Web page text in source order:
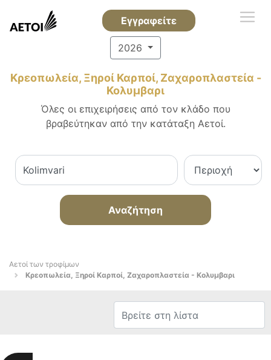
Εγγραφείτε
2026
Κρεοπωλεία, Ξηροί Καρποί, Ζαχαροπλαστεία -
Κολυμβαρι
Όλες οι επιχειρήσεις από τον κλάδο που
βραβεύτηκαν από την κατάταξη Αετοί.
Αναζήτηση
Αετοί των τροφίμων
Κρεοπωλεία, Ξηροί Καρποί, Ζαχαροπλαστεία - Κολυμβαρι